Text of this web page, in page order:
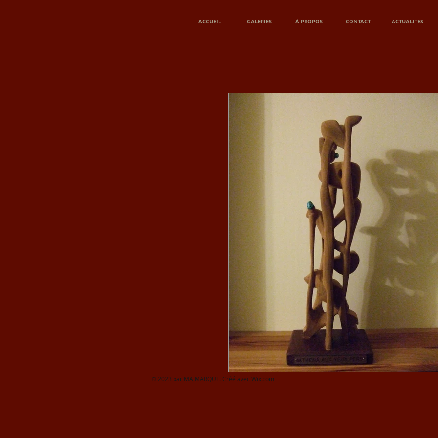
ACCUEIL GALERIES À PROPOS CONTACT ACTUALITES
© 2023 par MA MARQUE. Créé avec Wix.com